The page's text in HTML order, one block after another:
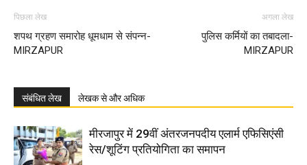
पिछला लेख
शपथ ग्रहण समारोह धूमधाम से संपन्न-
MIRZAPUR
अगला लेख
पुलिस कर्मियों का तबादला-
MIRZAPUR
संबंधित लेख लेखक से और अधिक
मीरजापुर में 29वीं अंतरजनपदीय एलार्म एफिसिएंसी
रेस/शूटिंग प्रतियोगिता का समापन